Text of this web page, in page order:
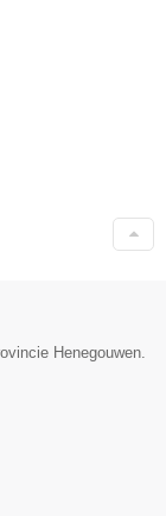
Henegouwen.